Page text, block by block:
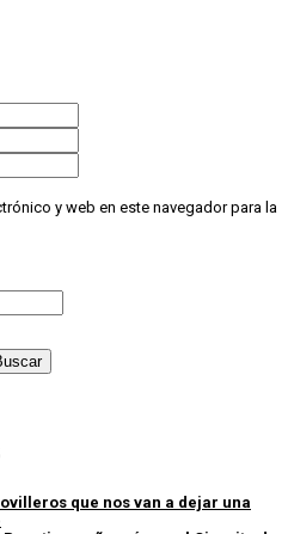
y web en este navegador para la
que nos van a dejar una